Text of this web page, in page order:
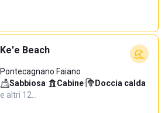
Ke'e Beach
Pontecagnano Faiano
Sabbiosa· Cabine· Doccia calda·
e altri 12…